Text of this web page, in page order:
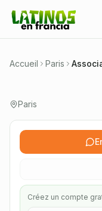
Accueil Paris
Association
qui promeut
Paris
Créez un compte